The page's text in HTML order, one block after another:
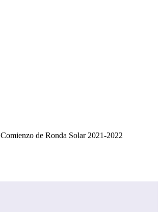
Comienzo de Ronda Solar 2021-2022